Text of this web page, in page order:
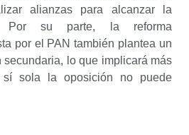
alianzas para alcanzar la
Por su parte, la reforma
por el PAN también plantea un
lo que implicará más
sí sola la oposición no puede